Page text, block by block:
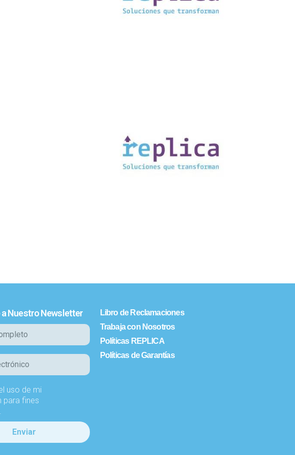
Nuestro Newsletter
uso de mi
para fines
Libro de Reclamaciones
Trabaja con Nosotros
Políticas REPLICA
Políticas de Garantías